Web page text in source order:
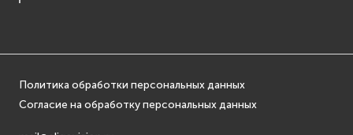
Политика обработки персональных данных
Согласие на обработку персональных данных